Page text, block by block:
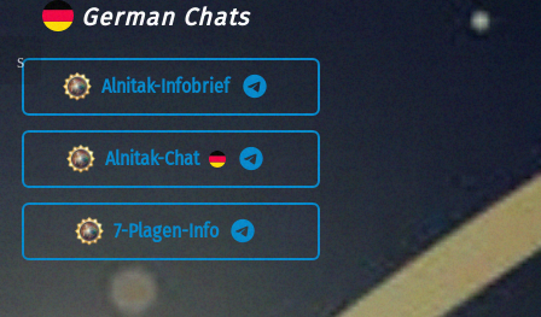
German Chats
Alnitak-Infobrief
Alnitak-Chat
7-Plagen-Info